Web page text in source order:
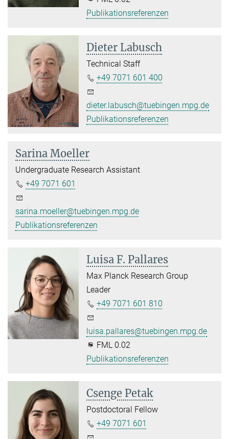
Publikationsreferenzen
Dieter Labusch
Technical Staff
+49 7071 601 400
dieter.labusch@tuebingen.mpg.de
Publikationsreferenzen
Sarina Moeller
Undergraduate Research Assistant
+49 7071 601
sarina.moeller@tuebingen.mpg.de
Publikationsreferenzen
Luisa F. Pallares
Max Planck Research Group
Leader
+49 7071 601 810
luisa.pallares@tuebingen.mpg.de
FML 0.02
Publikationsreferenzen
Csenge Petak
Postdoctoral Fellow
+49 7071 601